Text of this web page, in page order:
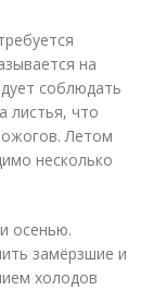
на
соблюдать
листья, что
Летом
несколько
осенью.
замёрзшие и
холодов